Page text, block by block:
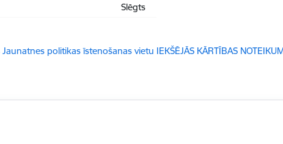
Slēgts
politikas īstenošanas vietu IEKŠĒJĀS KĀRTĪBAS